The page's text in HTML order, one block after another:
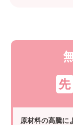
先
原材料の高騰に